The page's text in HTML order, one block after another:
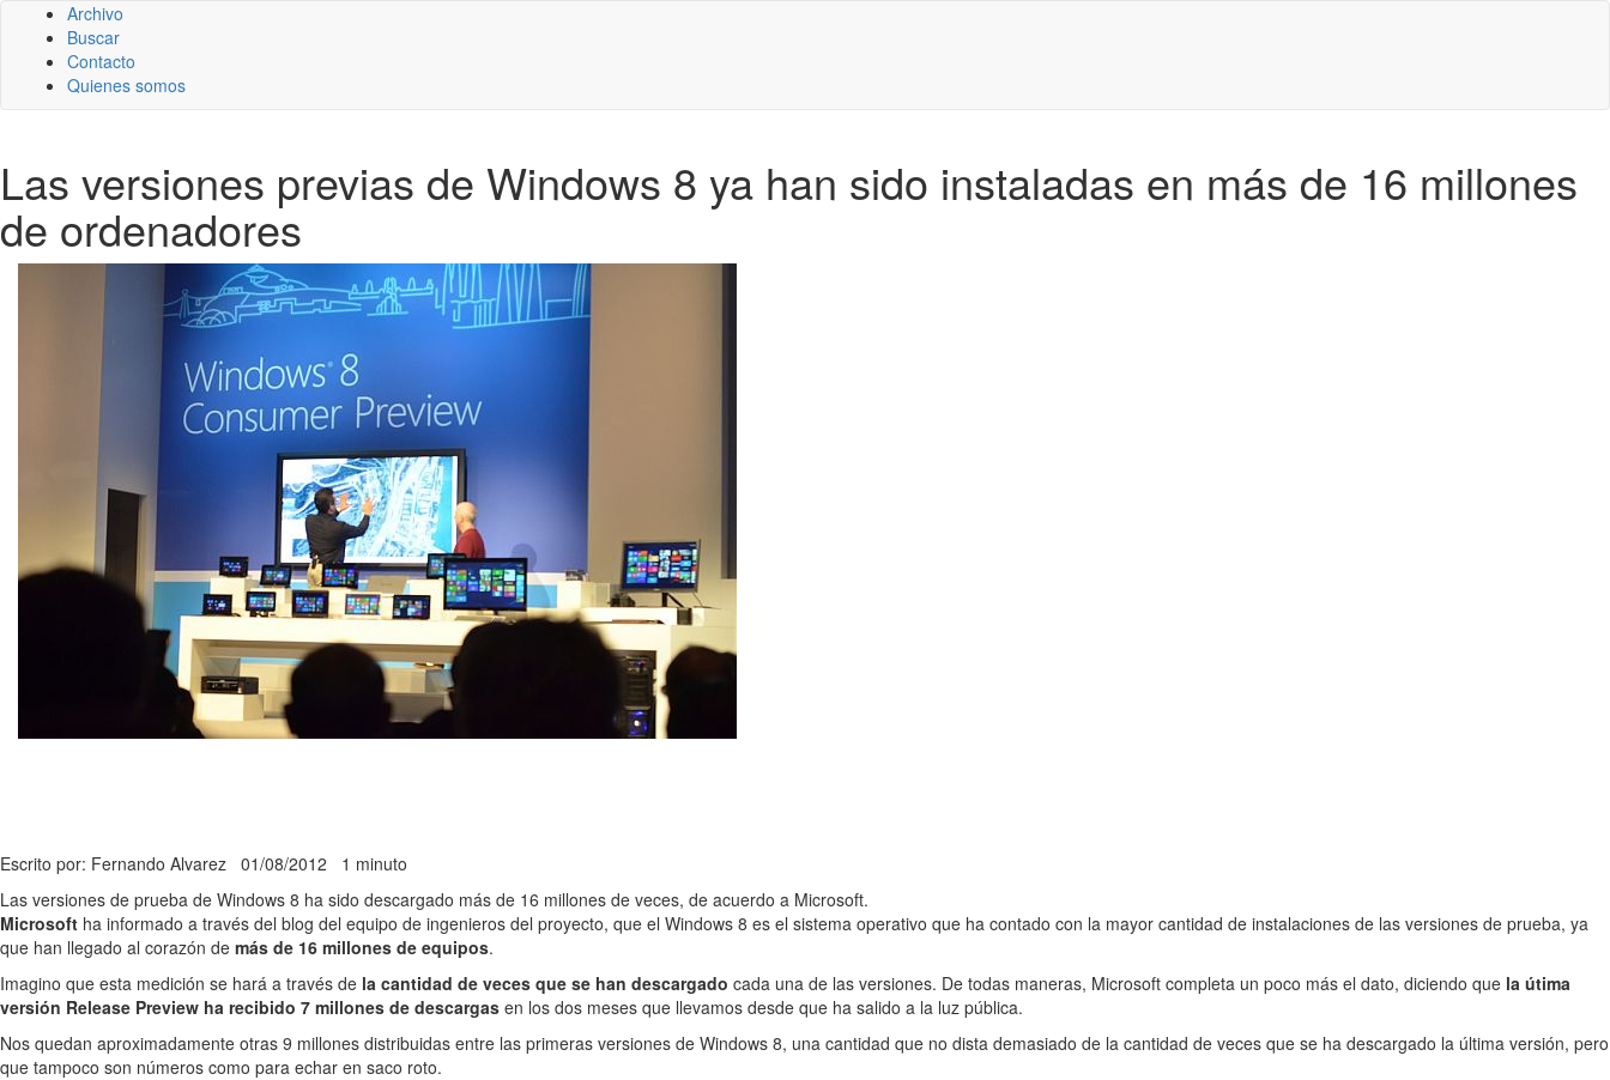
Archivo
Buscar
Contacto
Quienes somos
Las versiones previas de Windows 8 ya han sido instaladas en más de 16 millones
de ordenadores
Escrito por: Fernando Alvarez 01/08/2012 1 minuto
Las versiones de prueba de Windows 8 ha sido descargado más de 16 millones de veces, de acuerdo a Microsoft.
Microsoft ha informado a través del blog del equipo de ingenieros del proyecto, que el Windows 8 es el sistema operativo que ha contado con la mayor cantidad de instalaciones de las versiones de prueba, ya
que han llegado al corazón de más de 16 millones de equipos.
Imagino que esta medición se hará a través de la cantidad de veces que se han descargado cada una de las versiones. De todas maneras, Microsoft completa un poco más el dato, diciendo que la útima
versión Release Preview ha recibido 7 millones de descargas en los dos meses que llevamos desde que ha salido a la luz pública.
Nos quedan aproximadamente otras 9 millones distribuidas entre las primeras versiones de Windows 8, una cantidad que no dista demasiado de la cantidad de veces que se ha descargado la última versión, pero
que tampoco son números como para echar en saco roto.